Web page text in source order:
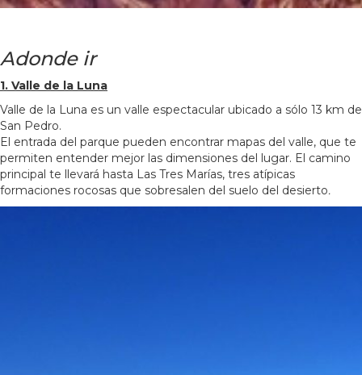
Adonde ir
1. Valle de la Luna
Valle de la Luna es un valle espectacular ubicado a sólo 13 km de
San Pedro.
El entrada del parque pueden encontrar mapas del valle, que te
permiten entender mejor las dimensiones del lugar. El camino
principal te llevará hasta Las Tres Marías, tres atípicas
formaciones rocosas que sobresalen del suelo del desierto.